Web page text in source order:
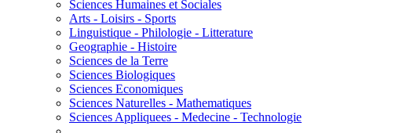
Sciences Humaines et Sociales
Arts - Loisirs - Sports
Linguistique - Philologie - Litterature
Geographie - Histoire
Sciences de la Terre
Sciences Biologiques
Sciences Economiques
Sciences Naturelles - Mathematiques
Sciences Appliquees - Medecine - Technologie